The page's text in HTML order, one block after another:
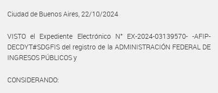
Ciudad de Buenos Aires, 22/10/2024
VISTO el Expediente Electrónico N° EX-2024-03139570- -AFIP-
DECDYT#SDGFIS del registro de la ADMINISTRACIÓN FEDERAL DE
INGRESOS PÚBLICOS y
CONSIDERANDO: